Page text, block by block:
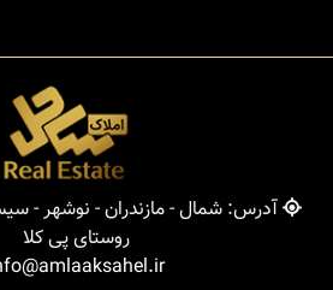
آدرس: شمال - مازندران - نوشهر -
روستای پی کلا